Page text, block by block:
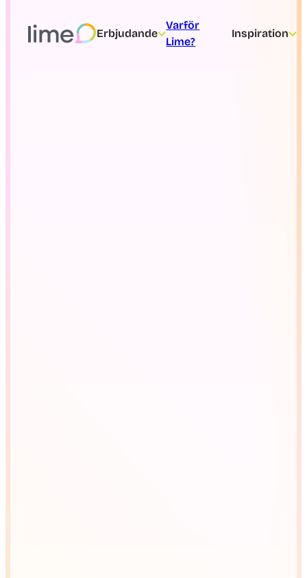
Erbjudande
Varför
Lime?
Inspiration